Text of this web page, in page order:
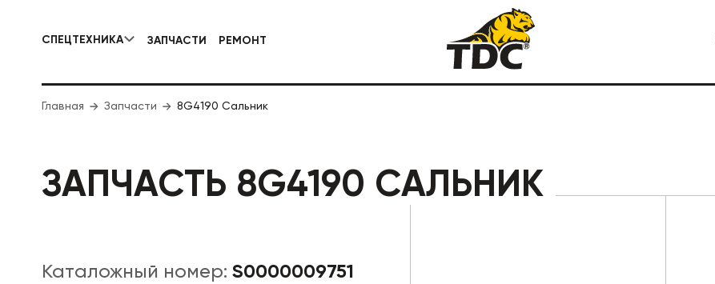
СПЕЦТЕХНИКА
КОММУНАЛЬНАЯ СПЕЦТЕХНИКА
ЗАПЧАСТИ РЕМОНТ
Главная Запчасти 8G4190 Сальник
ЗАПЧАСТЬ 8G4190 САЛЬНИК
Каталожный номер: S0000009751